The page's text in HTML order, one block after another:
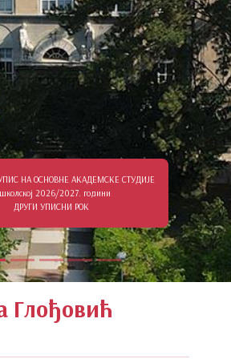
НА ОСНОВНЕ АКАДЕМСКЕ СТУДИЈЕ
2026/2027. години
ДРУГИ УПИСНИ РОК
Глођовић